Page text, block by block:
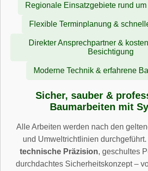
Regionale Einsatzgebiete rund
Flexible Terminplanung &
Direkter Ansprechpartner &
Besichtigung
Moderne Technik & erfahrene
Sicher, sauber &
Baumarbeiten mit
Alle Arbeiten werden nach den
und Umweltrichtlinien
technische Präzision, geschultes
durchdachtes Sicherheitskonzept –